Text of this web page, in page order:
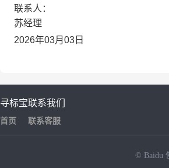
联系人：
苏经理
2026年03月03日
寻标宝
首页
联系我们
联系客服
© Baidu